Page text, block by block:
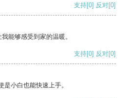
支持[0] 反对[0]
能够感受到家的温暖。
支持[0] 反对[0]
小白也能快速上手。